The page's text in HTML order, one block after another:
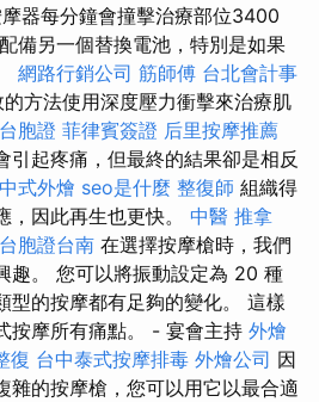
器每分鐘會撞擊治療部位3400
備另一個替換電池，特別是如果
網路行銷公司 筋師傅 台北會計事
方法使用深度壓力衝擊來治療肌
胞證 菲律賓簽證 后里按摩推薦
引起疼痛，但最終的結果卻是相反
中式外燴 seo是什麼 整復師 組織得
，因此再生也更快。 中醫 推拿
台胞證台南 在選擇按摩槍時，我們
趣。 您可以將振動設定為 20 種
型的按摩都有足夠的變化。 這樣
按摩所有痛點。 - 宴會主持 外燴
復 台中泰式按摩排毒 外燴公司 因
雜的按摩槍，您可以用它以最合適